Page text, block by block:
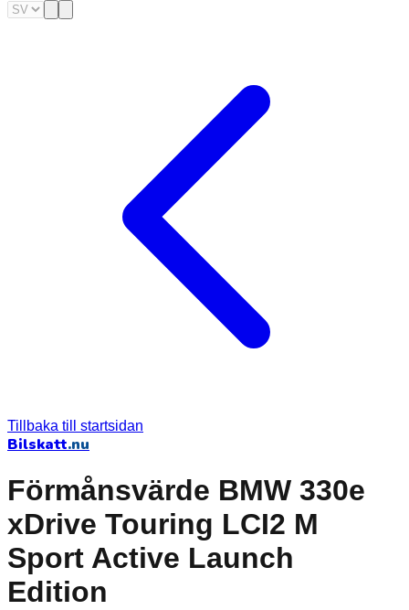
Tillbaka till startsidan
Bilskatt.nu
Förmånsvärde BMW 330e
xDrive Touring LCI2 M
Sport Active Launch
Edition